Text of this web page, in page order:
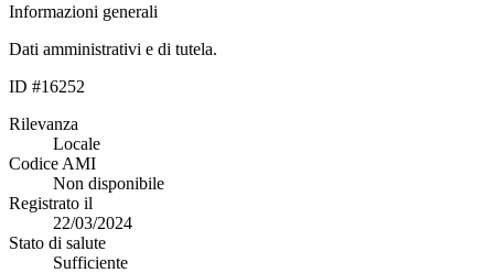
Informazioni generali
Dati amministrativi e di tutela.
ID #16252
Rilevanza
Locale
Codice AMI
Non disponibile
Registrato il
22/03/2024
Stato di salute
Sufficiente